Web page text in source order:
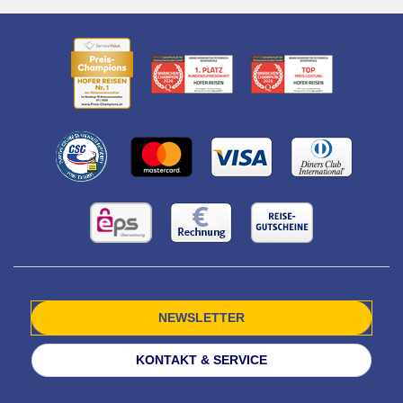
NEWSLETTER
KONTAKT & SERVICE